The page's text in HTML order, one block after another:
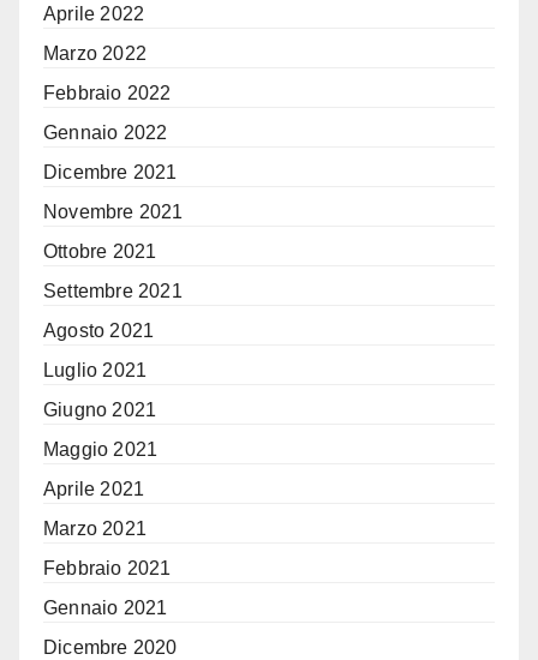
Aprile 2022
Marzo 2022
Febbraio 2022
Gennaio 2022
Dicembre 2021
Novembre 2021
Ottobre 2021
Settembre 2021
Agosto 2021
Luglio 2021
Giugno 2021
Maggio 2021
Aprile 2021
Marzo 2021
Febbraio 2021
Gennaio 2021
Dicembre 2020